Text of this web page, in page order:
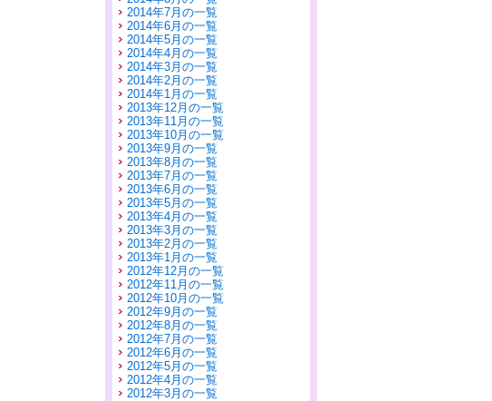
2014年7月の一覧
2014年6月の一覧
2014年5月の一覧
2014年4月の一覧
2014年3月の一覧
2014年2月の一覧
2014年1月の一覧
2013年12月の一覧
2013年11月の一覧
2013年10月の一覧
2013年9月の一覧
2013年8月の一覧
2013年7月の一覧
2013年6月の一覧
2013年5月の一覧
2013年4月の一覧
2013年3月の一覧
2013年2月の一覧
2013年1月の一覧
2012年12月の一覧
2012年11月の一覧
2012年10月の一覧
2012年9月の一覧
2012年8月の一覧
2012年7月の一覧
2012年6月の一覧
2012年5月の一覧
2012年4月の一覧
2012年3月の一覧